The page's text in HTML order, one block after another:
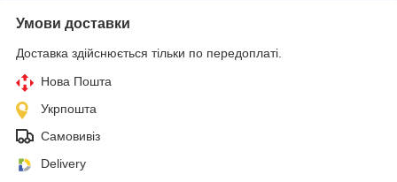
Умови доставки
Доставка здійснюється тільки по передоплаті.
Нова Пошта
Укрпошта
Самовивіз
Delivery